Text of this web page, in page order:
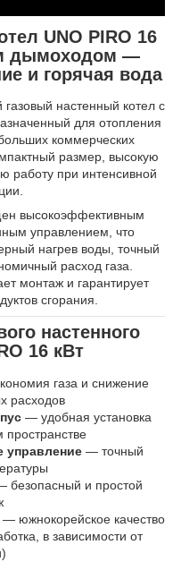
UNO PIRO 16
дымоходом —
и горячая вода
настенный котел с
для отопления
коммерческих
размер, высокую
работу при интенсивной
высокоэффективным
управлением, что
нагрев воды, точный
расход газа.
монтаж и гарантирует
сгорания.
настенного
16 кВт
газа и снижение
расходов
— удобная установка
пространстве
управление— точный
и простой
— южнокорейское качество
в зависимости от